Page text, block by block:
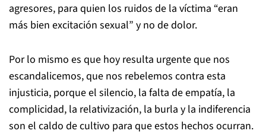
agresores, para quien los ruidos de la víctima “eran
más bien excitación sexual” y no de dolor.
Por lo mismo es que hoy resulta urgente que nos
escandalicemos, que nos rebelemos contra esta
injusticia, porque el silencio, la falta de empatía, la
complicidad, la relativización, la burla y la indiferencia
son el caldo de cultivo para que estos hechos ocurran.